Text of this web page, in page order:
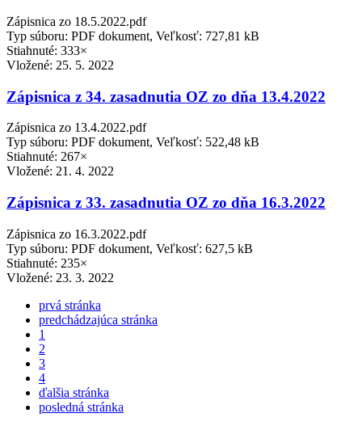
Zápisnica zo 18.5.2022.pdf
Typ súboru: PDF dokument, Veľkosť: 727,81 kB
Stiahnuté: 333×
Vložené: 25. 5. 2022
Zápisnica z 34. zasadnutia OZ zo dňa 13.4.2022
Zápisnica zo 13.4.2022.pdf
Typ súboru: PDF dokument, Veľkosť: 522,48 kB
Stiahnuté: 267×
Vložené: 21. 4. 2022
Zápisnica z 33. zasadnutia OZ zo dňa 16.3.2022
Zápisnica zo 16.3.2022.pdf
Typ súboru: PDF dokument, Veľkosť: 627,5 kB
Stiahnuté: 235×
Vložené: 23. 3. 2022
prvá stránka
predchádzajúca stránka
1
2
3
4
ďalšia stránka
posledná stránka